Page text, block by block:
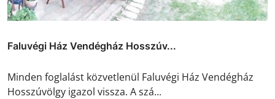
Faluvégi Ház Vendégház Hosszúv...
Minden foglalást közvetlenül Faluvégi Ház Vendégház
Hosszúvölgy igazol vissza. A szá...